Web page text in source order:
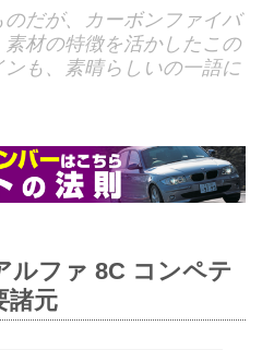
だが、カーボンファイバ
材の特徴を活かしたこの
も、素晴らしいの一語に
ルファ 8C コンペテ
諸元